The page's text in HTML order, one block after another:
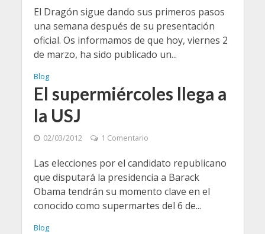
El Dragón sigue dando sus primeros pasos
una semana después de su presentación
oficial. Os informamos de que hoy, viernes 2
de marzo, ha sido publicado un...
Blog
El supermiércoles llega a
la USJ
02/03/2012 1 Comentario
Las elecciones por el candidato republicano
que disputará la presidencia a Barack
Obama tendrán su momento clave en el
conocido como supermartes del 6 de...
Blog